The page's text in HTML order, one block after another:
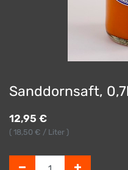
Sanddornsaft,
12,95 €
( 18,50 € / Liter )